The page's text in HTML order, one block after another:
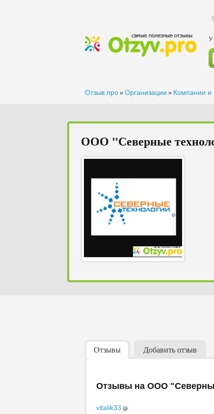
У
Отзыв про » Организации » Компании и
ООО "Северные
Отзывы Добавить отзыв
Отзывы на ООО
vitalik33